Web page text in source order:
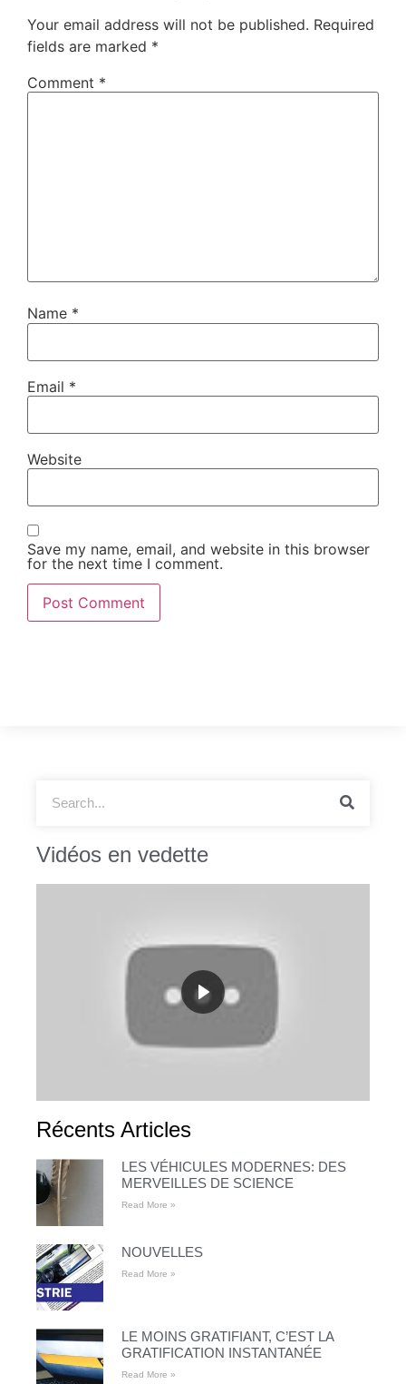
Your email address will not be published. Required
fields are marked *
Comment *
Name *
Email *
Website
Save my name, email, and website in this browser
for the next time I comment.
Vidéos en vedette
Récents Articles
LES VÉHICULES MODERNES: DES
MERVEILLES DE SCIENCE
Read More »
NOUVELLES
Read More »
LE MOINS GRATIFIANT, C’EST LA
GRATIFICATION INSTANTANÉE
Read More »